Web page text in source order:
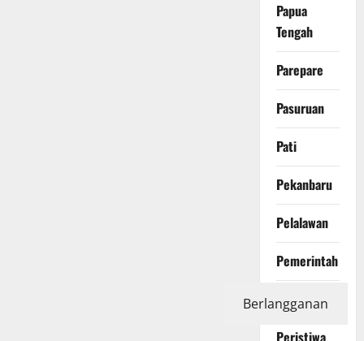
Papua
Tengah
Parepare
Pasuruan
Pati
Pekanbaru
Pelalawan
Pemerintah
Pendidikan
Berlangganan